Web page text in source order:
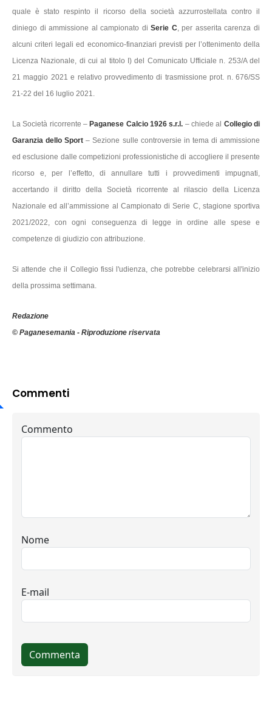
quale è stato respinto il ricorso della società azzurrostellata contro il
diniego di ammissione al campionato diSerie C, per asserita carenza di
alcuni criteri legali ed economico-finanziari previsti per l’ottenimento della
Licenza Nazionale, di cui al titolo I) del Comunicato Ufficiale n. 253/A del
21 maggio 2021 e relativo provvedimento di trasmissione prot. n. 676/SS
21-22 del 16 luglio 2021.
La Società ricorrente –Paganese Calcio 1926 s.r.l. – chiede al Collegio di
Garanzia dello Sport – Sezione sulle controversie in tema di ammissione
ed esclusione dalle competizioni professionistiche di accogliere il presente
ricorso e, per l’effetto, di annullare tutti i provvedimenti impugnati,
accertando il diritto della Società ricorrente al rilascio della Licenza
Nazionale ed all’ammissione al Campionato di Serie C, stagione sportiva
2021/2022, con ogni conseguenza di legge in ordine alle spese e
competenze di giudizio con attribuzione.
Si attende che il Collegio fissi l'udienza, che potrebbe celebrarsi all'inizio
della prossima settimana.
Redazione
© Paganesemania - Riproduzione riservata
Commenti